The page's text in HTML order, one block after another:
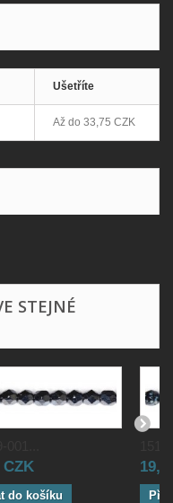
Ušetříte
Až do 33,75 CZK
STEJNÉ
CZK
do košíku